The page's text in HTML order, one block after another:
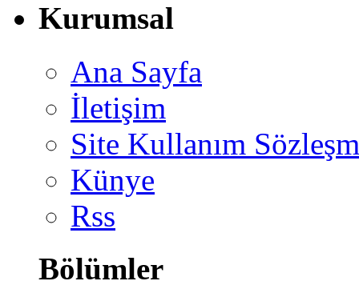
Kurumsal
Ana Sayfa
İletişim
Site Kullanım
Künye
Rss
Bölümler